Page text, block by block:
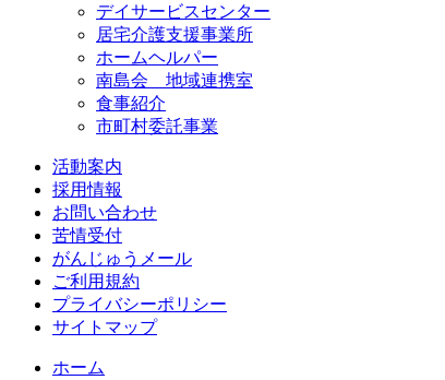
デイサービスセンター
居宅介護支援事業所
ホームヘルパー
南島会 地域連携室
食事紹介
市町村委託事業
活動案内
採用情報
お問い合わせ
苦情受付
がんじゅうメール
ご利用規約
プライバシーポリシー
サイトマップ
ホーム